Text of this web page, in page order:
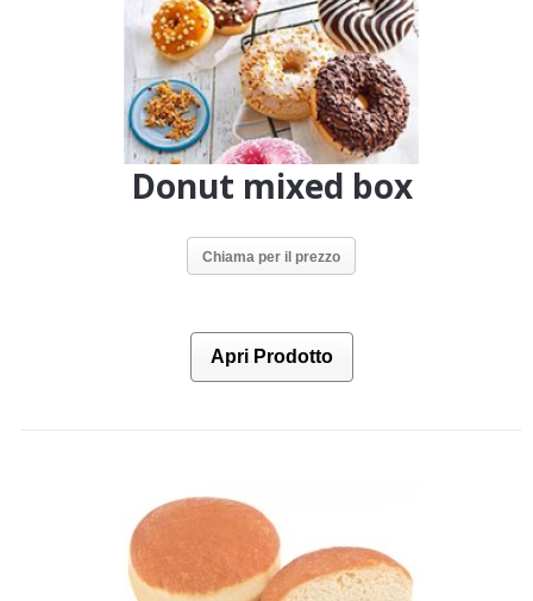
Donut mixed box
Chiama per il prezzo
Apri Prodotto